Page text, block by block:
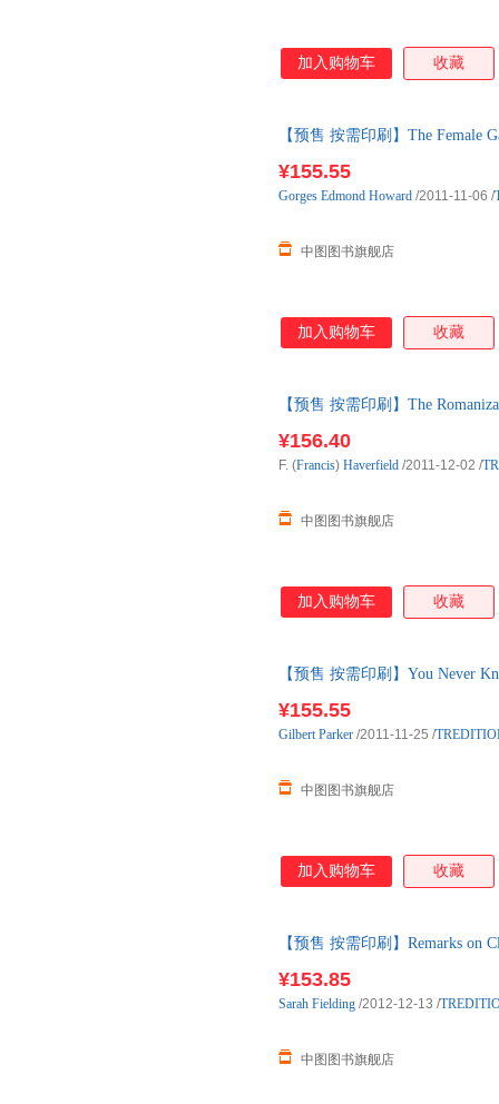
加入购物车 收藏
【预售 按需印刷】The Female
¥155.55
中图图书旗舰店
Gorges Edmond Howard /2011-11-06 /
加入购物车 收藏
【预售 按需印刷】The
¥156.40
中图图书旗舰店
F. (Francis) Haverfield /2011-12-02 /
加入购物车 收藏
【预售 按需印刷】You Never
¥155.55
中图图书旗舰店
Gilbert Parker /2011-11-25 /
加入购物车 收藏
【预售 按需印刷】Remarks on
¥153.85
中图图书旗舰店
Sarah Fielding /2012-12-13 /